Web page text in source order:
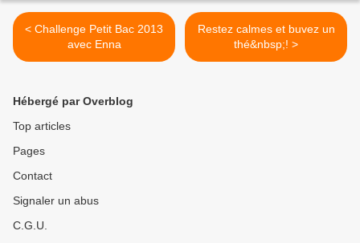
< Challenge Petit Bac 2013
avec Enna
Restez calmes et buvez un
thé&nbsp;! >
Hébergé par Overblog
Top articles
Pages
Contact
Signaler un abus
C.G.U.